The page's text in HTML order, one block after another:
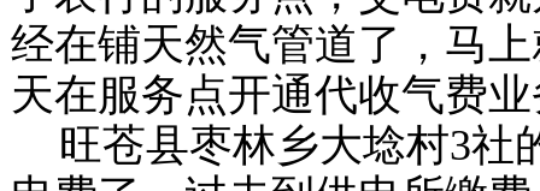
经在铺天然气管道了，马
天在服务点开通代收气费
旺苍县枣林乡大埝村3社